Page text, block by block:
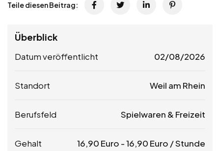
Teile diesen Beitrag:
Überblick
Datum veröffentlicht 02/08/2026
Standort Weil am Rhein
Berufsfeld Spielwaren & Freizeit
Gehalt 16,90 Euro -16,90 Euro / Stunde